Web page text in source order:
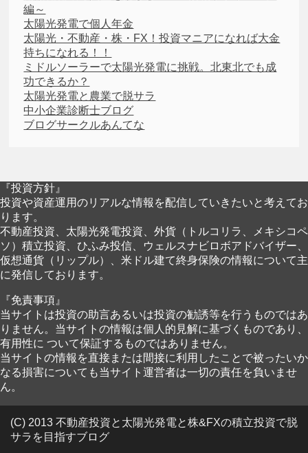
編～
太陽光発電で個人年金
太陽光・不動産・株・FX！投資マニアになれば大金
持ちになれる！！
ミドルソーラーで太陽光発電に挑戦。北東北でも成
功できるか？
太陽光発電と農業で脱サラ
中小企業診断士ブログ
ブログサークルあんてな
『投資方針』
投資や資産運用のリアルな情報を配信していきたいと考えてお
ります。
不動産投資、太陽光発電投資、外貨（トルコリラ、メキシコペ
ソ）積立投資、ひふみ投信、ウェルスナビロボアドバイザー、
仮想通貨（リップル）、米ドル建て終身保険の情報について主
に発信しております。
『免責事項』
当サイトは投資の助言あるいは投資の勧誘等を行うものではあ
りません。当サイトの情報は個人的見解に基づくものであり、
有用性に ついて保証するものではありません。
当サイトの情報を直接または間接に利用したことで被ったいか
なる損害についても当サイト運営者は一切の責任を負いませ
ん。
(C) 2013 不動産投資と太陽光発電と株&FXの積立投資で脱
サラを目指すブログ